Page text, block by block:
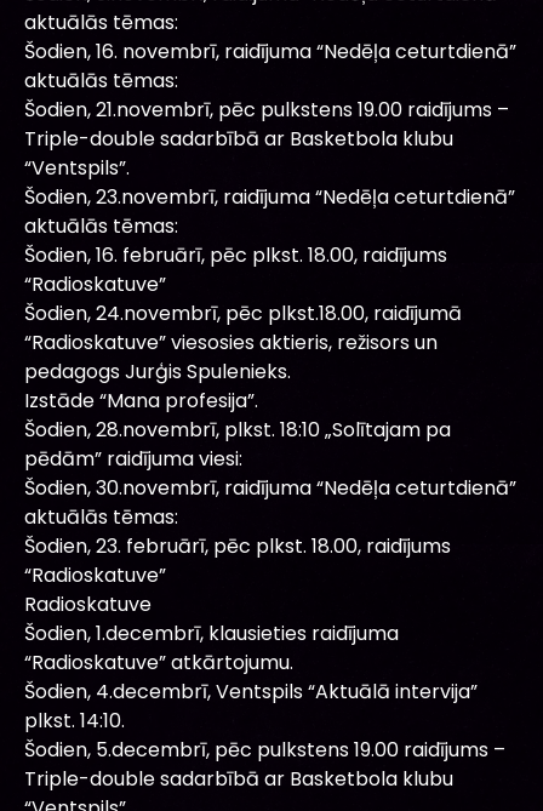
aktuālās tēmas:
Šodien, 16. novembrī, raidījuma “Nedēļa ceturtdienā”
aktuālās tēmas:
Šodien, 21.novembrī, pēc pulkstens 19.00 raidījums –
Triple-double sadarbībā ar Basketbola klubu
“Ventspils”.
Šodien, 23.novembrī, raidījuma “Nedēļa ceturtdienā”
aktuālās tēmas:
Šodien, 16. februārī, pēc plkst. 18.00, raidījums
“Radioskatuve”
Šodien, 24.novembrī, pēc plkst.18.00, raidījumā
“Radioskatuve” viesosies aktieris, režisors un
pedagogs Jurģis Spulenieks.
Izstāde “Mana profesija”.
Šodien, 28.novembrī, plkst. 18:10 „Solītajam pa
pēdām” raidījuma viesi:
Šodien, 30.novembrī, raidījuma “Nedēļa ceturtdienā”
aktuālās tēmas:
Šodien, 23. februārī, pēc plkst. 18.00, raidījums
“Radioskatuve”
Radioskatuve
Šodien, 1.decembrī, klausieties raidījuma
“Radioskatuve” atkārtojumu.
Šodien, 4.decembrī, Ventspils “Aktuālā intervija”
plkst. 14:10.
Šodien, 5.decembrī, pēc pulkstens 19.00 raidījums –
Triple-double sadarbībā ar Basketbola klubu